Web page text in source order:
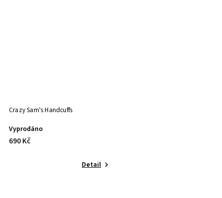
Crazy Sam's Handcuffs
Vyprodáno
690 Kč
Detail